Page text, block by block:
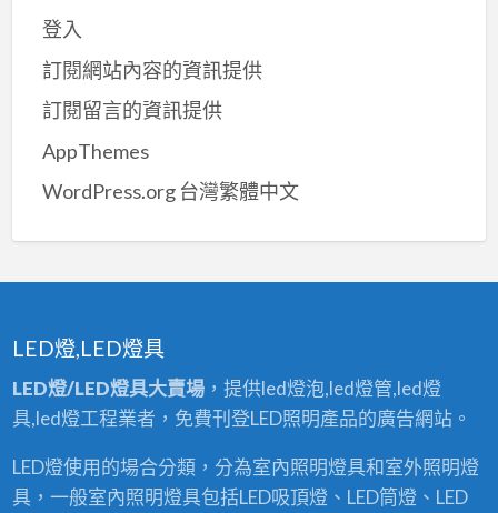
登入
訂閱網站內容的資訊提供
訂閱留言的資訊提供
AppThemes
WordPress.org 台灣繁體中文
LED燈,LED燈具
LED燈/LED燈具大賣場，提供led燈泡,led燈管,led燈
具,led燈工程業者，免費刊登LED照明產品的廣告網站。
LED燈使用的場合分類，分為室內照明燈具和室外照明燈
具，一般室內照明燈具包括LED吸頂燈、LED筒燈、LED